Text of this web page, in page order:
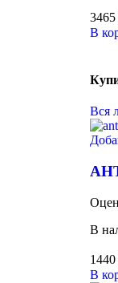
3465
В
Вся
В
1440
В